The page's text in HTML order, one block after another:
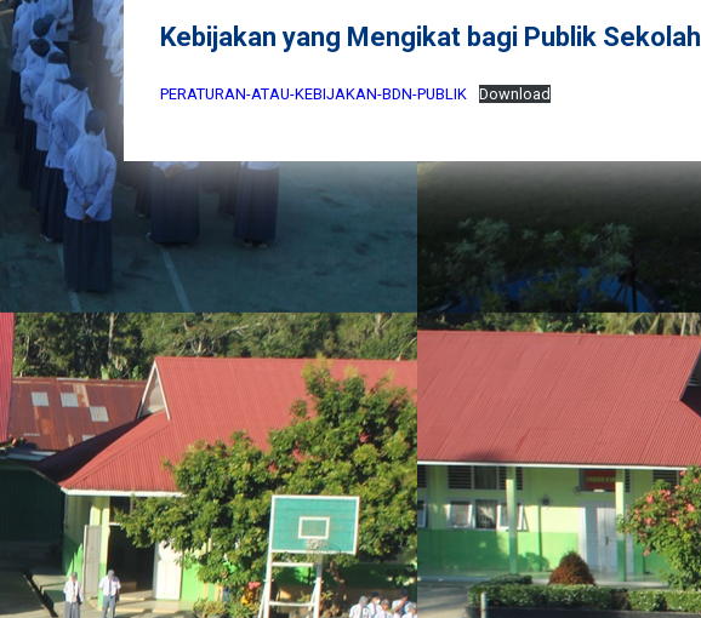
Kebijakan yang Mengikat bagi Publik Sekolah
PERATURAN-ATAU-KEBIJAKAN-BDN-PUBLIK Download